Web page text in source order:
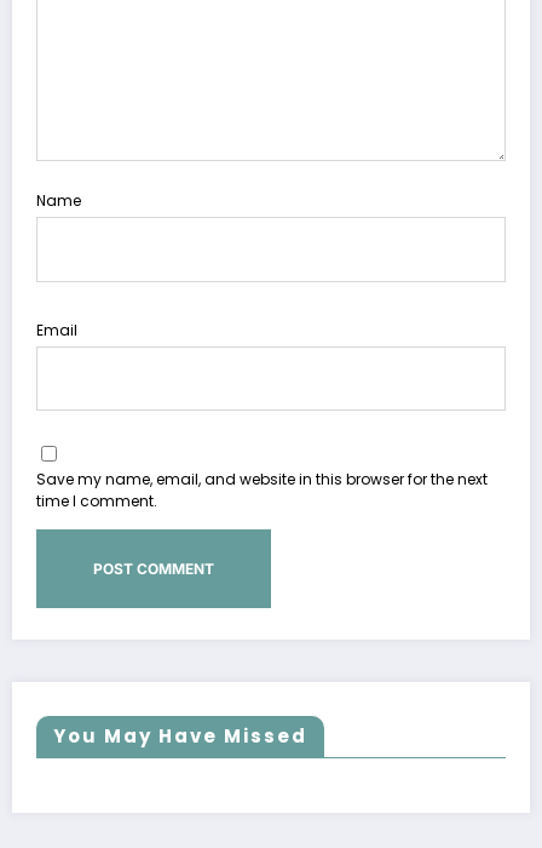
Name
Email
Save my name, email, and website in this browser for the next
time I comment.
You May Have Missed